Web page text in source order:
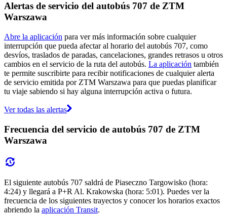
Alertas de servicio del autobús 707 de ZTM
Warszawa
Abre la aplicación para ver más información sobre cualquier
interrupción que pueda afectar al horario del autobús 707, como
desvíos, traslados de paradas, cancelaciones, grandes retrasos u otros
cambios en el servicio de la ruta del autobús. La aplicación también
te permite suscribirte para recibir notificaciones de cualquier alerta
de servicio emitida por ZTM Warszawa para que puedas planificar
tu viaje sabiendo si hay alguna interrupción activa o futura.
Ver todas las alertas
Frecuencia del servicio de autobús 707 de ZTM
Warszawa
El siguiente autobús 707 saldrá de Piaseczno Targowisko (hora:
4:24) y llegará a P+R Al. Krakowska (hora: 5:01). Puedes ver la
frecuencia de los siguientes trayectos y conocer los horarios exactos
abriendo la aplicación Transit.